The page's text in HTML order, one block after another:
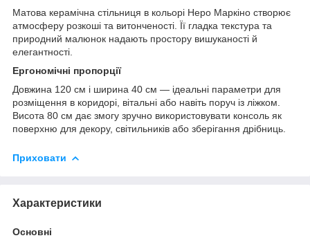
Матова керамічна стільниця в кольорі Неро Маркіно створює
атмосферу розкоші та витонченості. Її гладка текстура та
природний малюнок надають простору вишуканості й
елегантності.
Ергономічні пропорції
Довжина 120 см і ширина 40 см — ідеальні параметри для
розміщення в коридорі, вітальні або навіть поруч із ліжком.
Висота 80 см дає змогу зручно використовувати консоль як
поверхню для декору, світильників або зберігання дрібниць.
Приховати
Характеристики
Основні